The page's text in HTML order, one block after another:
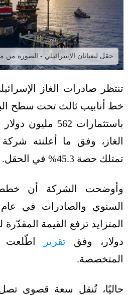
حقل ليفياثان الإسرائيلي - الصورة
تنتظر صادرات الغاز
خط أنابيب ثالث تحت سطح
باستثمارات 562
الغاز، وفق ما أعلنته شركة
تمتلك حصة 45.3% في الحقل.
وأوضحت الشركة أن خطط
دولار، وفق تقرير
اطّلعت
المتخصصة.